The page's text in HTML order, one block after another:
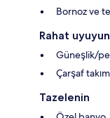
Bornoz ve
Rahat uyuyun
Güneşlik/
Çarşaf
Tazelenin